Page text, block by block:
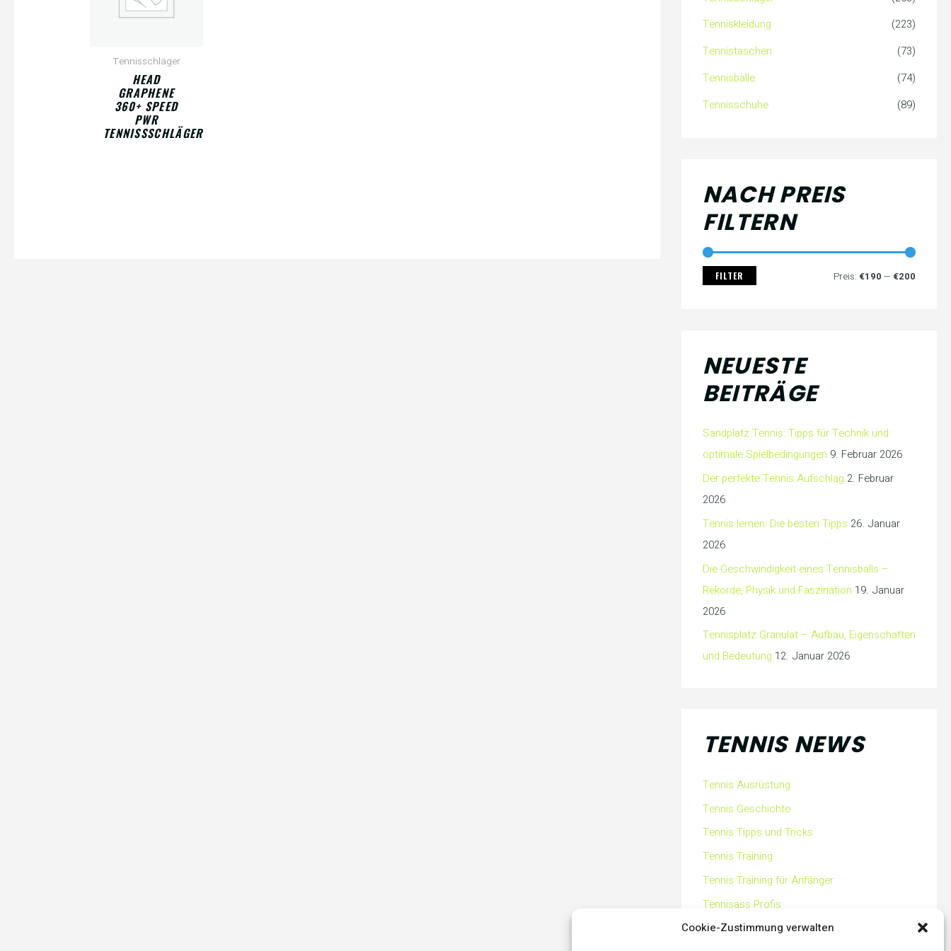
Cookie-Zustimmung verwalten
Tennisschläger
HEAD
GRAPHENE
360+ SPEED
PWR
TENNISSSCHLÄGER
c
h
:
Tenniskleidung
(223)
Tennistaschen
(73)
Tennisbälle
(74)
Tennisschuhe
(89)
NACH PREIS
FILTERN
FILTER Preis: €190 — €200
NEUESTE
BEITRÄGE
Sandplatz Tennis: Tipps für Technik und
optimale Spielbedingungen 9. Februar 2026
Der perfekte Tennis Aufschlag 2. Februar
2026
Tennis lernen: Die besten Tipps 26. Januar
2026
Die Geschwindigkeit eines Tennisballs –
Rekorde, Physik und Faszination 19. Januar
2026
Tennisplatz Granulat – Aufbau, Eigenschaften
und Bedeutung 12. Januar 2026
TENNIS NEWS
Tennis Ausrüstung
Tennis Geschichte
Tennis Tipps und Tricks
Tennis Training
Tennis Training für Anfänger
Tennisass Profis
Tennisbälle